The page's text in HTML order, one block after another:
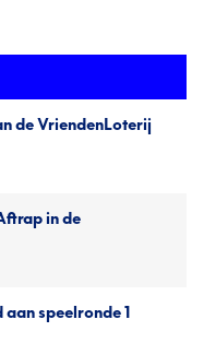
de VriendenLoterij
in de
speelronde 1